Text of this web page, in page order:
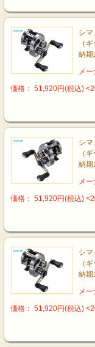
シ
（
納期
メ
価格： 51,920円(税込)
シ
（
納期
メ
価格： 51,920円(税込)
シ
（
納期
メ
価格： 51,920円(税込)